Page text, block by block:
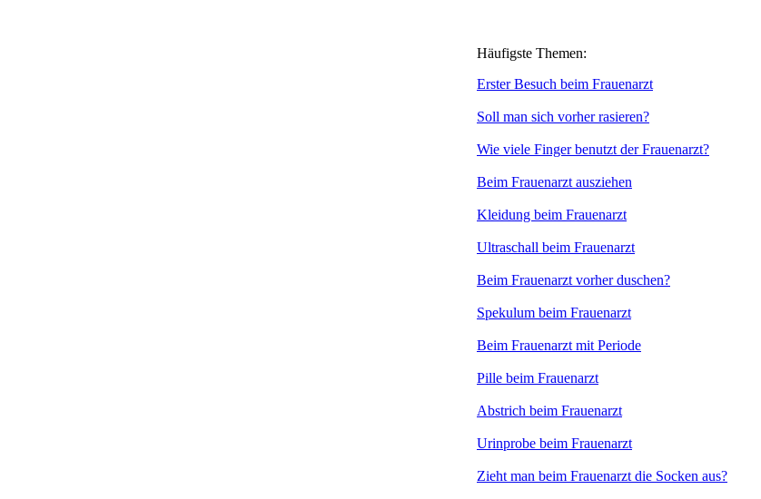
Häufigste Themen:
Erster Besuch beim Frauenarzt
Soll man sich vorher rasieren?
Wie viele Finger benutzt der Frauenarzt?
Beim Frauenarzt ausziehen
Kleidung beim Frauenarzt
Ultraschall beim Frauenarzt
Beim Frauenarzt vorher duschen?
Spekulum beim Frauenarzt
Beim Frauenarzt mit Periode
Pille beim Frauenarzt
Abstrich beim Frauenarzt
Urinprobe beim Frauenarzt
Zieht man beim Frauenarzt die Socken aus?